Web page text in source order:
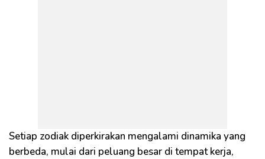
Setiap zodiak diperkirakan mengalami dinamika yang
berbeda, mulai dari peluang besar di tempat kerja,